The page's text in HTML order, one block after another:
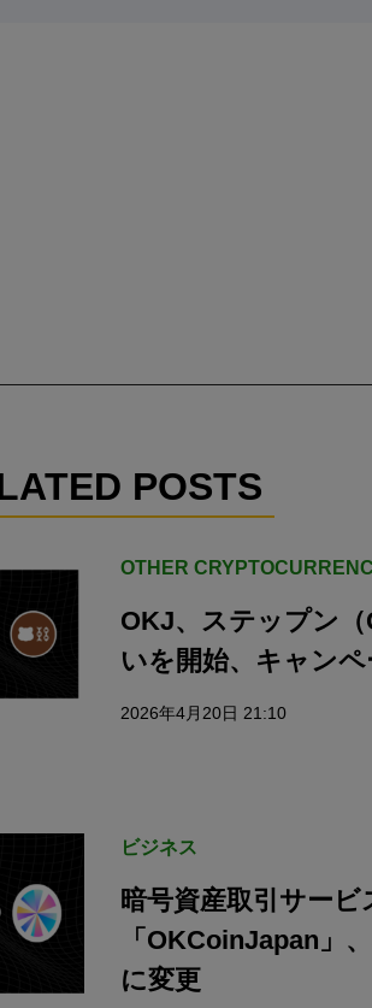
POSTS
OTHER
OKJ、ステップン
いを開始、キャン
2026年4月20日 21:10
ビジネス
暗号資産取引サービ
「OKCoinJapan」
に変更